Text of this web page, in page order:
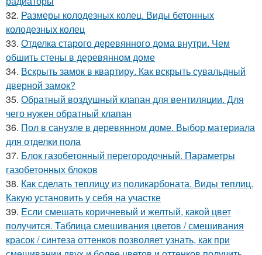
32. Размеры колодезных колец. Виды бетонных
колодезных колец
33. Отделка старого деревянного дома внутри. Чем
обшить стены в деревянном доме
34. Вскрыть замок в квартиру. Как вскрыть сувальдный
дверной замок?
35. Обратный воздушный клапан для вентиляции. Для
чего нужен обратный клапан
36. Пол в санузле в деревянном доме. Выбор материала
для отделки пола
37. Блок газобетонный перегородочный. Параметры
газобетонных блоков
38. Как сделать теплицу из поликарбоната. Виды теплиц.
Какую установить у себя на участке
39. Если смешать коричневый и желтый, какой цвет
получится. Таблица смешивания цветов / смешивания
красок / синтеза оттенков позволяет узнать, как при